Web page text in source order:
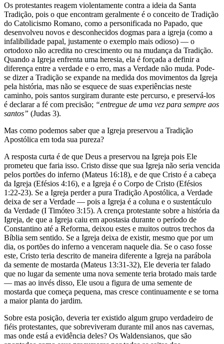
Os protestantes reagem violentamente contra a ideia da Santa
Tradição, pois o que encontram geralmente é o conceito de Tradição
do Catolicismo Romano, como a personificada no Papado, que
desenvolveu novos e desconhecidos dogmas para a igreja (como a
infalibilidade papal, justamente o exemplo mais odioso) — o
ortodoxo não acredita no crescimento ou na mudança da Tradição.
Quando a Igreja enfrenta uma heresia, ela é forçada a definir a
diferença entre a verdade e o erro, mas a Verdade não muda. Pode-
se dizer a Tradição se expande na medida dos movimentos da Igreja
pela história, mas não se esquece de suas experiências neste
caminho, pois santos surgiram durante este percurso, e preservá-los
é declarar a fé com precisão; “entregue de uma vez para sempre aos
santos” (Judas 3).
Mas como podemos saber que a Igreja preservou a Tradição
Apostólica em toda sua pureza?
A resposta curta é de que Deus a preservou na Igreja pois Ele
prometeu que faria isso. Cristo disse que sua Igreja não seria vencida
pelos portões do inferno (Mateus 16:18), e de que Cristo é a cabeça
da Igreja (Efésios 4:16), e a Igreja é o Corpo de Cristo (Efésios
1:22-23). Se a Igreja perder a pura Tradição Apostólica, a Verdade
deixa de ser a Verdade — pois a Igreja é a coluna e o sustentáculo
da Verdade (I Timóteo 3:15). A crença protestante sobre a história da
Igreja, de que a Igreja caiu em apostasia durante o período de
Constantino até a Reforma, deixou estes e muitos outros trechos da
Bíblia sem sentido. Se a Igreja deixa de existir, mesmo que por um
dia, os portões do inferno a venceram naquele dia. Se o caso fosse
este, Cristo teria descrito de maneira diferente a Igreja na parábola
da semente de mostarda (Mateus 13:31-32), Ele deveria ter falado
que no lugar da semente uma nova semente teria brotado mais tarde
— mas ao invés disso, Ele usou a figura de uma semente de
mostarda que começa pequena, mas cresce continuamente e se torna
a maior planta do jardim.
Sobre esta posição, deveria ter existido algum grupo verdadeiro de
fiéis protestantes, que sobreviveram durante mil anos nas cavernas,
mas onde está a evidência deles? Os Waldensianos, que são